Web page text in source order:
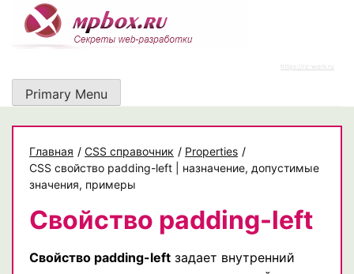
content
https://rz-work.ru
Primary Menu
Главная / CSS справочник / Properties /
CSS свойство padding-left | назначение, допустимые
значения, примеры
Свойство padding-left
Свойство padding-left задает внутренний